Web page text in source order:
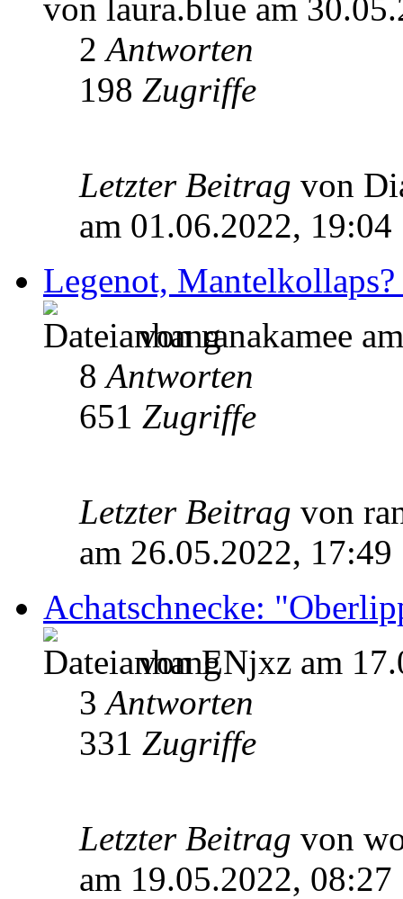
von laura.blue am
2Antworten
198 Zugriffe
Letzter Beitrag von
am 01.06.2022, 19:04
Legenot,
von ranakamee
8Antworten
651 Zugriffe
Letzter Beitrag von
am 26.05.2022, 17:49
Achatschnecke:
von ENjxz am
3Antworten
331 Zugriffe
Letzter Beitrag von
am 19.05.2022, 08:27